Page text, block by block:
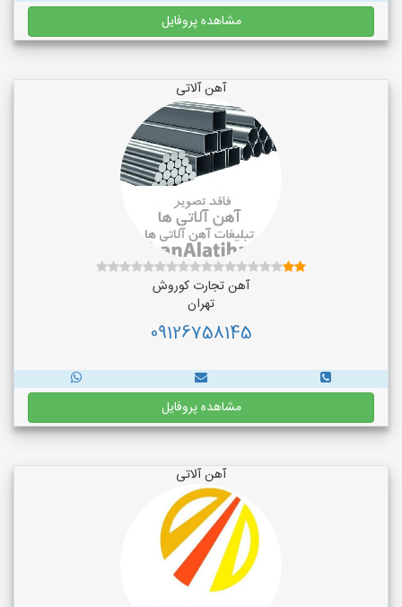
مشاهده پروفایل
آهن آلاتی
آهن تجارت کوروش
تهران
09126758145
مشاهده پروفایل
آهن آلاتی